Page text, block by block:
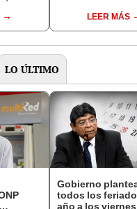
pensiones estás
LEER MÁS
LO ÚLTIMO
Gobierno
todos los
año a los